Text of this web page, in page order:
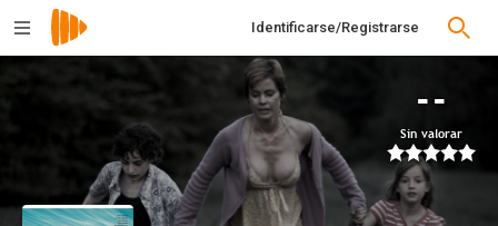
Identificarse/Registrarse
--
Sin valorar